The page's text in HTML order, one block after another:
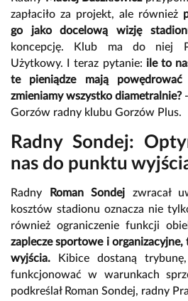
zapłaciło za projekt, ale również
go jako docelową wizję
koncepcję. Klub ma do niej
Użytkowy. I teraz pytanie: ile to
te pieniądze mają
zmieniamy wszystko diametralnie?-
Gorzów radny klubu Gorzów Plus.
Radny Sondej:
nas do punktu
Radny Roman Sondej zwracał
kosztów stadionu oznacza nie
również ograniczenie funkcji
zaplecze sportowe i
wyjścia. Kibice dostaną
funkcjonować w warunkach
podkreślał Roman Sondej, radny